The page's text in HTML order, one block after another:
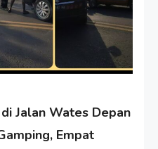
Jalan Wates Depan
Empat